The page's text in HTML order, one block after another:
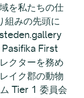
を私たちの仕
組みの先頭に
Pasifika First
クターを務め
イク郡の動物
Tier 1 委員会